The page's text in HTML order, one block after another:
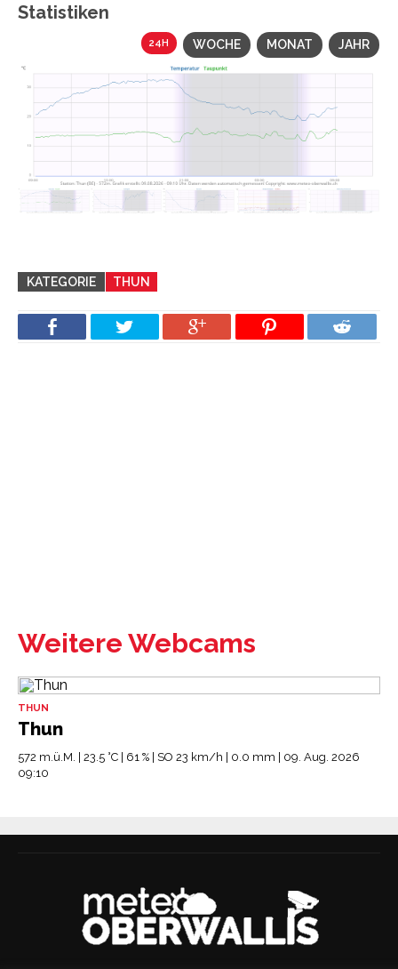
Statistiken
24H WOCHE MONAT JAHR
KATEGORIE THUN
Weitere Webcams
THUN
Thun
572 m.ü.M. | 23.5 °C | 61 % | SO 23 km/h | 0.0 mm | 09. Aug. 2026
09:10